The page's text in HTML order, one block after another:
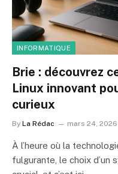
INFORMATIQUE
Brie : découvrez
Linux innovant
curieux
By La Rédac mars 24, 2026
À l’heure où la
fulgurante, le choix d’un